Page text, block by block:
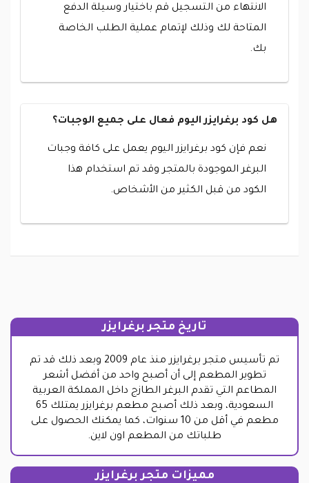
الانتهاء من التسجيل قم باختيار وسيلة الدفع
المتاحة لك وذلك لإتمام عملية الطلب الخاصة
بك.
هل كود برغرايزر اليوم فعال على جميع الوجبات؟
نعم فإن كود برغرايزر اليوم يعمل على كافة وجبات
البرغر الموجودة بالمتجر وقد تم استخدام هذا
الكود من قبل الكثير من الأشخاص.
تاريخ متجر برغرايزر
تم تأسيس متجر برغرايزر منذ عام 2009 وبعد ذلك قد تم
تطوير المطعم إلى أن أصبح واحد من أفضل أشعر
المطاعم التي تقدم البرغر الطازج داخل المملكة العربية
السعودية، وبعد ذلك أصبح مطعم برغرايزر يمتلك 65
مطعم في أقل من 10 سنوات، كما يمكنك الحصول على
طلباتك من المطعم اون لاين.
مميزات متجر برغرايزر